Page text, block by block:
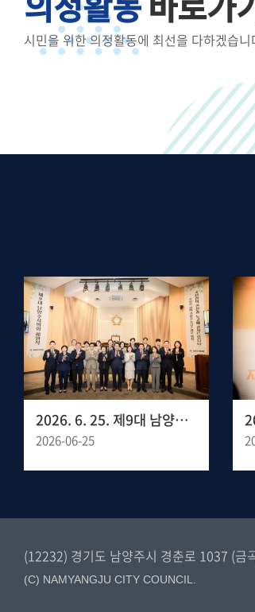
시민을 위한 의정활동에 최선을 다하겠습니
2026. 6. 25. 제9대 남양주시의회 폐원식
2026-06-25
(12232) 경기도 남양주시 경춘로 1037 (금
(C) NAMYANGJU CITY COUNCIL.